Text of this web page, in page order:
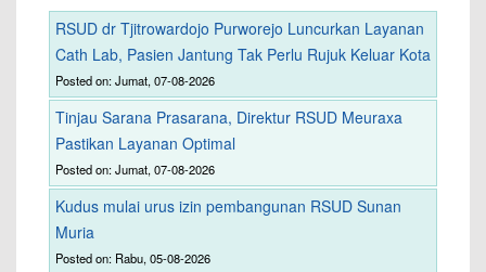
RSUD dr Tjitrowardojo Purworejo Luncurkan Layanan
Cath Lab, Pasien Jantung Tak Perlu Rujuk Keluar Kota
Posted on: Jumat, 07-08-2026
Tinjau Sarana Prasarana, Direktur RSUD Meuraxa
Pastikan Layanan Optimal
Posted on: Jumat, 07-08-2026
Kudus mulai urus izin pembangunan RSUD Sunan
Muria
Posted on: Rabu, 05-08-2026